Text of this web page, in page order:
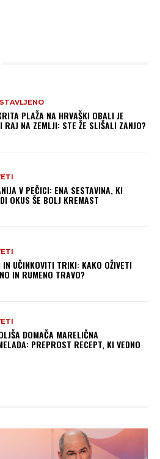
PLAŽA NA HRVAŠKI OBALI JE
RAJ NA ZEMLJI: STE ŽE SLIŠALI ZANJO?
V PEČICI: ENA SESTAVINA, KI
OKUS ŠE BOLJ KREMAST
IN UČINKOVITI TRIKI: KAKO OŽIVETI
IN RUMENO TRAVO?
DOMAČA MARELIČNA
PREPROST RECEPT, KI VEDNO